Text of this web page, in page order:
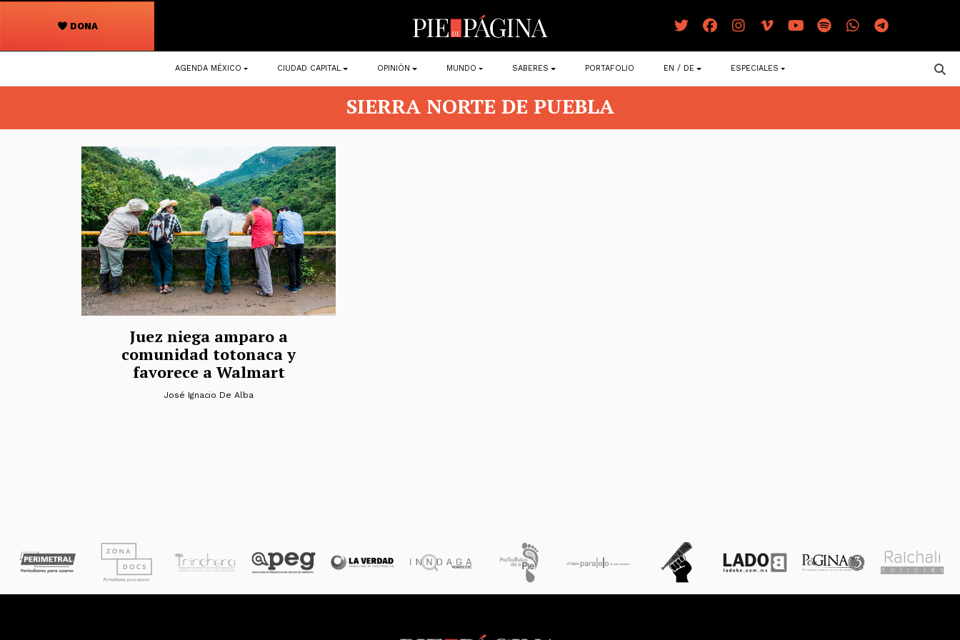
DONA
Navegación
principal
AGENDA MÉXICO CIUDAD CAPITAL OPINIÓN MUNDO SABERES PORTAFOLIO EN / DE ESPECIALES
SIERRA NORTE DE PUEBLA
Juez niega amparo a
comunidad totonaca y
favorece a Walmart
José Ignacio De Alba